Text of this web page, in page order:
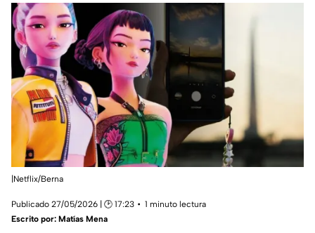
|Netflix/Berna
Publicado 27/05/2026 | 🕑 17:23
1 minuto lectura
Escrito por: Matías Mena